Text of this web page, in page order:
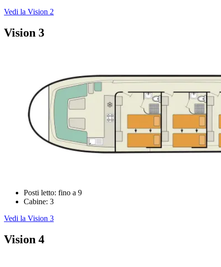
Vedi la Vision 2
Vision 3
Posti letto: fino a 9
Cabine: 3
Vedi la Vision 3
Vision 4